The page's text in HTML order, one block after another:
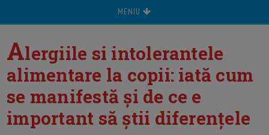
MENIU
Alergiile si intolerantele
alimentare la copii: iată cum
se manifestă și de ce e
important să știi diferențele